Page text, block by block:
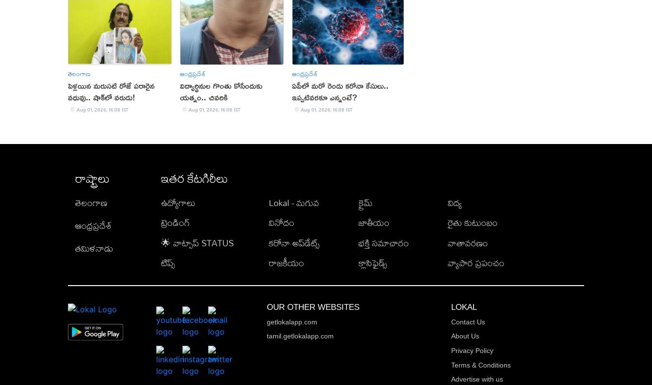
తెలంగాణ
పెళ్లయిన మరుసటి రోజే పరారైన
వధువు.. షాక్‌లో వరుడు!
Aug 01, 2026, 16:08 IST
ఆంధ్రప్రదేశ్
విద్యార్థినుల గొంతు కోసేందుకు
యత్నం.. చివరికి
Aug 01, 2026, 16:08 IST
ఆంధ్రప్రదేశ్
ఏపీలో మరో రెండు కరోనా కేసులు..
ఇప్పటివరకూ ఎన్నంటే?
Aug 01, 2026, 16:08 IST
రాష్ట్రాలు
తెలంగాణ
ఆంధ్రప్రదేశ్
తమిళనాడు
ఇతర కేటగిరీలు
ఉద్యోగాలు
ట్రెండింగ్
🌟 వాట్సాప్ STATUS
టిప్స్
Lokal - మగువ
వినోదం
కరోనా అప్‌డేట్స్
రాజకీయం
క్రైమ్
జాతీయం
భక్తి సమాచారం
క్లాసిఫైడ్స్
విద్య
రైతు కుటుంబం
వాతావరణం
వ్యాపార ప్రపంచం
OUR OTHER WEBSITES
getlokalapp.com
tamil.getlokalapp.com
LOKAL
Contact Us
About Us
Privacy Policy
Terms & Conditions
Advertise with us